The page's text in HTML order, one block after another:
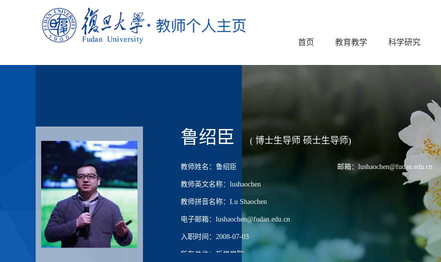
首页 教育教学 科学研究
鲁绍臣 ( 博士生导师 硕士生导师)
教师姓名：鲁绍臣
教师英文名称：lushaochen
教师拼音名称：Lu Shaochen
电子邮箱：lushaochen@fudan.edu.cn
入职时间：2008-07-03
所在单位：哲学学院
邮箱：lushaochen@fudan.edu.cn